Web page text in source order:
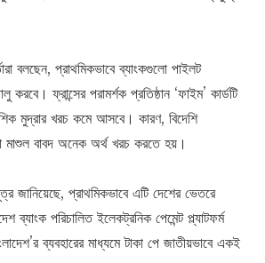
বলছেন, প্রাথমিকভাবে ব্যাংকগুলো পাইলট
করবে। ফ্রান্সের পরামর্শক প্রতিষ্ঠান ‘ফাইম’ কার্ডটি
মুদ্রার খরচ কমে আসবে। কারণ, বিদেশি
মাশুল বাবদ অনেক অর্থ খরচ করতে হয়।
জানিয়েছে, প্রাথমিকভাবে এটি দেশের ভেতরে
ব্যাংক পরিচালিত ইলেকট্রনিক পেমেন্ট প্ল্যাটফর্ম
ব্যবহারের মাধ্যমে টাকা পে জাতীয়ভাবে একই